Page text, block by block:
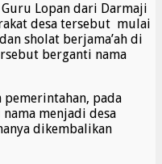
Lopan dari Darmaji
desa tersebut mulai
sholat berjama’ah di
berganti nama
pemerintahan, pada
menjadi desa
dikembalikan